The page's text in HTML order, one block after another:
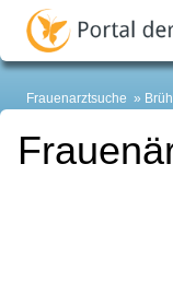
Frauenarztsuche Brühl